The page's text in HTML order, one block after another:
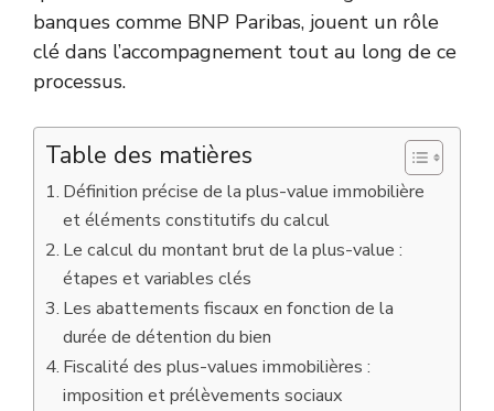
banques comme BNP Paribas, jouent un rôle
clé dans l’accompagnement tout au long de ce
processus.
Table des matières
Définition précise de la plus-value immobilière
et éléments constitutifs du calcul
Le calcul du montant brut de la plus-value :
étapes et variables clés
Les abattements fiscaux en fonction de la
durée de détention du bien
Fiscalité des plus-values immobilières :
imposition et prélèvements sociaux